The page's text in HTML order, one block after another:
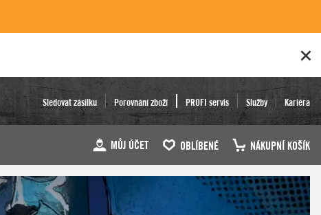
Sledovat zásilku Porovnání zboží PROFI servis Služby Kariéra
MŮJ ÚČET OBLÍBENÉ NÁKUPNÍ KOŠÍK